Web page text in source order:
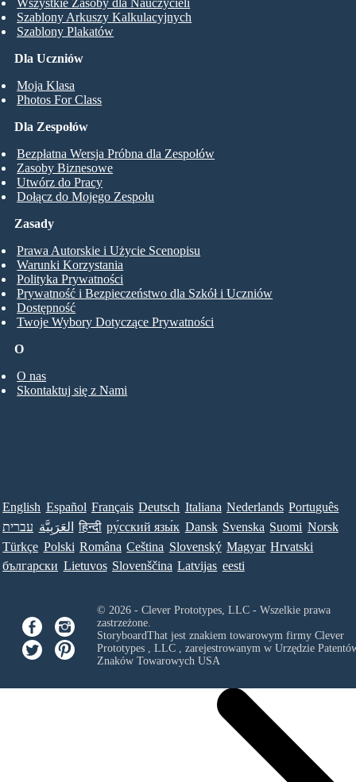
Dla Uczniów
Moja Klasa
Photos For Class
Szablony Arkuszy Kalkulacyjnych
Szablony Plakatów
Dla Zespołów
Bezpłatna Wersja Próbna dla Zespołów
Zasoby Biznesowe
Utwórz do Pracy
Dołącz do Mojego Zespołu
O
O nas
Skontaktuj się z Nami
Zasady
Prawa Autorskie i Użycie Scenopisu
Warunki Korzystania
Polityka Prywatności
Prywatność i Bezpieczeństwo dla Szkół i Uczniów
Dostępność
Twoje Wybory Dotyczące Prywatności
English Español Français Deutsch Italiana Nederlands Português
עברית العَرَبِيَّة हिन्दी ру́сский язы́к Dansk Svenska Suomi Norsk
Türkçe Polski Româna Ceština Slovenský Magyar Hrvatski
български Lietuvos Slovenščina Latvijas eesti
© 2026 - Clever Prototypes, LLC - Wszelkie prawa
zastrzeżone.
StoryboardThat jest znakiem towarowym firmy Clever
Prototypes , LLC, zarejestrowanym w Urzędzie
Znaków Towarowych USA